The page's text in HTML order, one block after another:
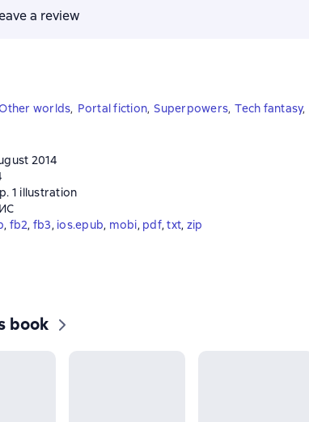
a review
worlds, Portal fiction, Superpowers, Tech fantasy,
2014
1 illustration
, fb2, fb3, ios.epub, mobi, pdf, txt, zip
book